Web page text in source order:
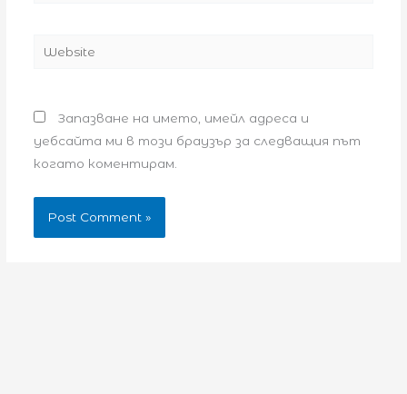
Website
Запазване на името, имейл адреса и
уебсайта ми в този браузър за следващия път
когато коментирам.